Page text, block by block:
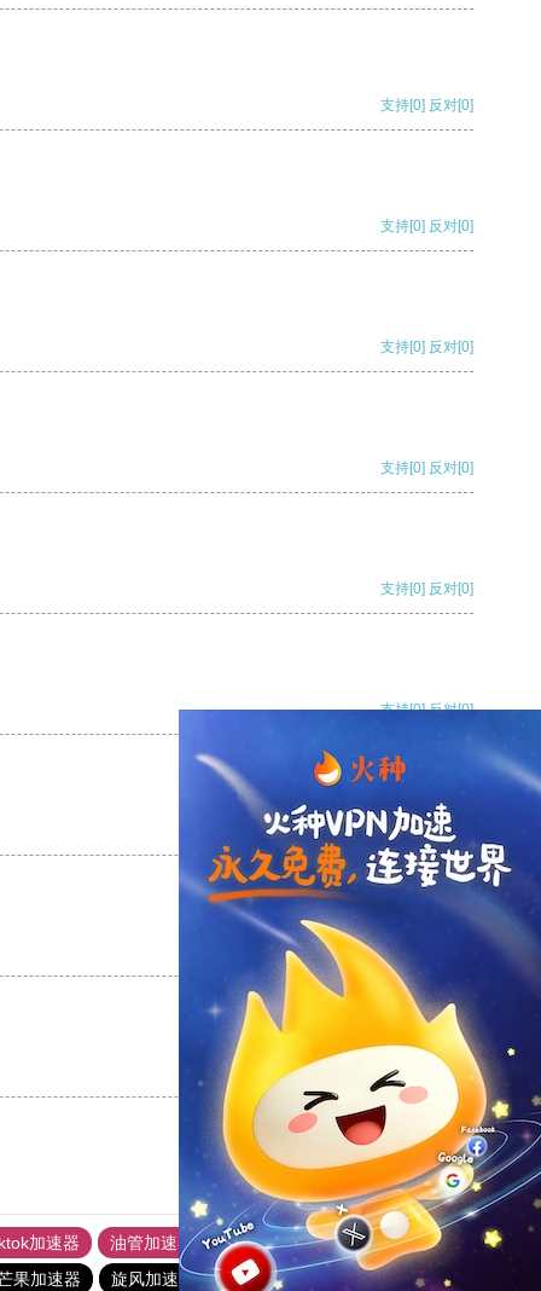
支持[0] 反对[0]
支持[0] 反对[0]
支持[0] 反对[0]
支持[0] 反对[0]
支持[0] 反对[0]
支持[0] 反对[0]
支持[0] 反对
支持
支持 反对 [0]
加速器 油管加速器 上油管加速器
回锅肉加速器
果加速器 旋风加速度器 黑洞加速官网 芒果加速器